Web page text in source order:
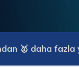
🥇 daha fazla